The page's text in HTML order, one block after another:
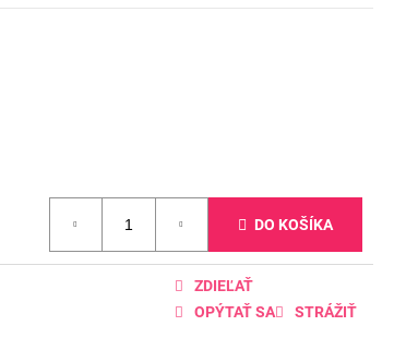
DO KOŠÍKA
OPÝTAŤ SA STRÁŽIŤ
ZDIEĽAŤ